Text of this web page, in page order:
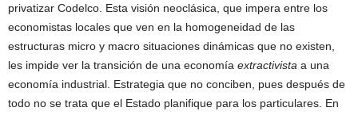
privatizar Codelco. Esta visión neoclásica, que impera entre los
economistas locales que ven en la homogeneidad de las
estructuras micro y macro situaciones dinámicas que no existen,
les impide ver la transición de una economía extractivista a una
economía industrial. Estrategia que no conciben, pues después de
todo no se trata que el Estado planifique para los particulares. En